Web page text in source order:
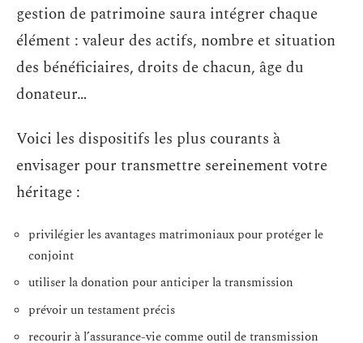
gestion de patrimoine saura intégrer chaque
élément : valeur des actifs, nombre et situation
des bénéficiaires, droits de chacun, âge du
donateur…
Voici les dispositifs les plus courants à
envisager pour transmettre sereinement votre
héritage :
privilégier les avantages matrimoniaux pour protéger le
conjoint
utiliser la donation pour anticiper la transmission
prévoir un testament précis
recourir à l’assurance-vie comme outil de transmission